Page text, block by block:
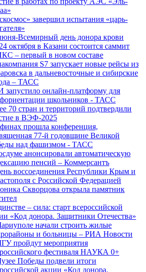
завершил испытания «царь-
Всемирный день донора крови
октября в Казани состоится саммит
– первый в новом составе
S7 запускает новые рейсы из
в дальневосточные и сибирские
– ТАСС
запустило онлайн-платформу для
школьников - ТАСС
70 стран и территорий подтвердили
в ВЭФ-2025
прошла конференция,
77-й годовщине Великой
над фашизмом - ТАСС
анонсировали автоматическую
пенсий – Коммерсантъ
воссоединения Республики Крым и
с Российской Федерацией
Скворцова открыла памятник
– сила: старт всероссийской
«Код донора. Защитники Отечества»
начали строить жилые
и больницы – РИА Новости
пройдут мероприятия
фестиваля НАУКА 0+
Победы подвели итоги
акции «Код донора.